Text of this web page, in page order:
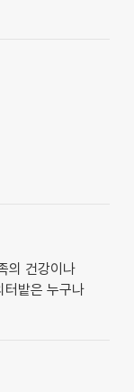
의 건강이나
터밭은 누구나